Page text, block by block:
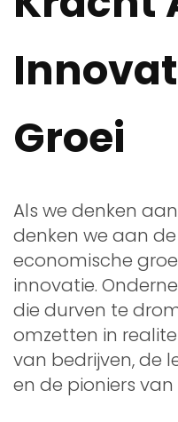
Groei
Als we denken
denken we aan
economische
innovatie.
die durven te
omzetten in
van bedrijven, de
en de pioniers